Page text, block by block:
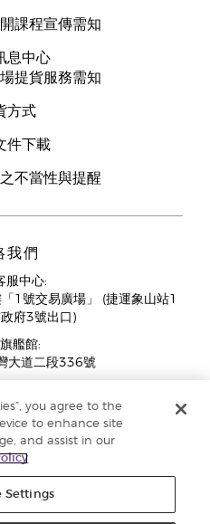
課程宣傳需知
息中心
提貨服務需知
方式
件下載
不當性與提醒
我們
服中心:
1號交易廣場」 (捷運象山站1
府3號出口)
艦館:
大道二段336號
- 07:00PM
定假日除外)
you agree to the
to enhance site
and assist in our
Settings